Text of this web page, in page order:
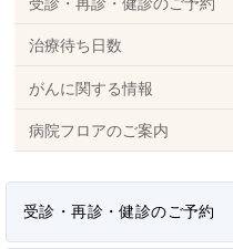
治療待ち日数
がんに関する情報
病院フロアのご案内
受診・再診・健診のご予約